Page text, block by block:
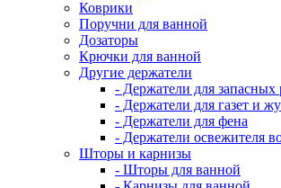
Коврики
Поручни для ванной
Дозаторы
Крючки для ванной
Другие держатели
- Держатели для запасных
- Держатели для газет и
- Держатели для фена
- Держатели освежителя
Шторы и карнизы
- Шторы для ванной